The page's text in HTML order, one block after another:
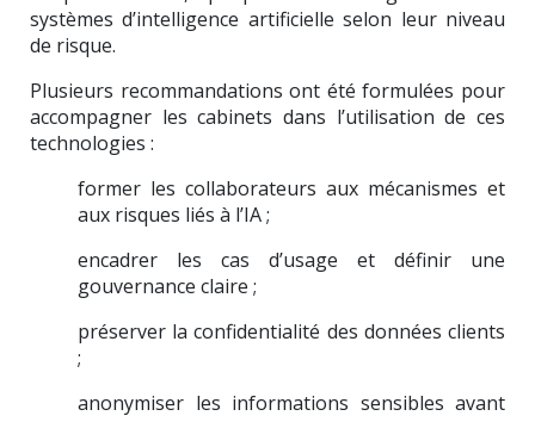
systèmes d’intelligence artificielle selon leur niveau
de risque.
Plusieurs recommandations ont été formulées pour
accompagner les cabinets dans l’utilisation de ces
technologies :
former les collaborateurs aux mécanismes et
aux risques liés à l’IA ;
encadrer les cas d’usage et définir une
gouvernance claire ;
préserver la confidentialité des données clients
;
anonymiser les informations sensibles avant